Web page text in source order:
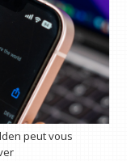
peut vous